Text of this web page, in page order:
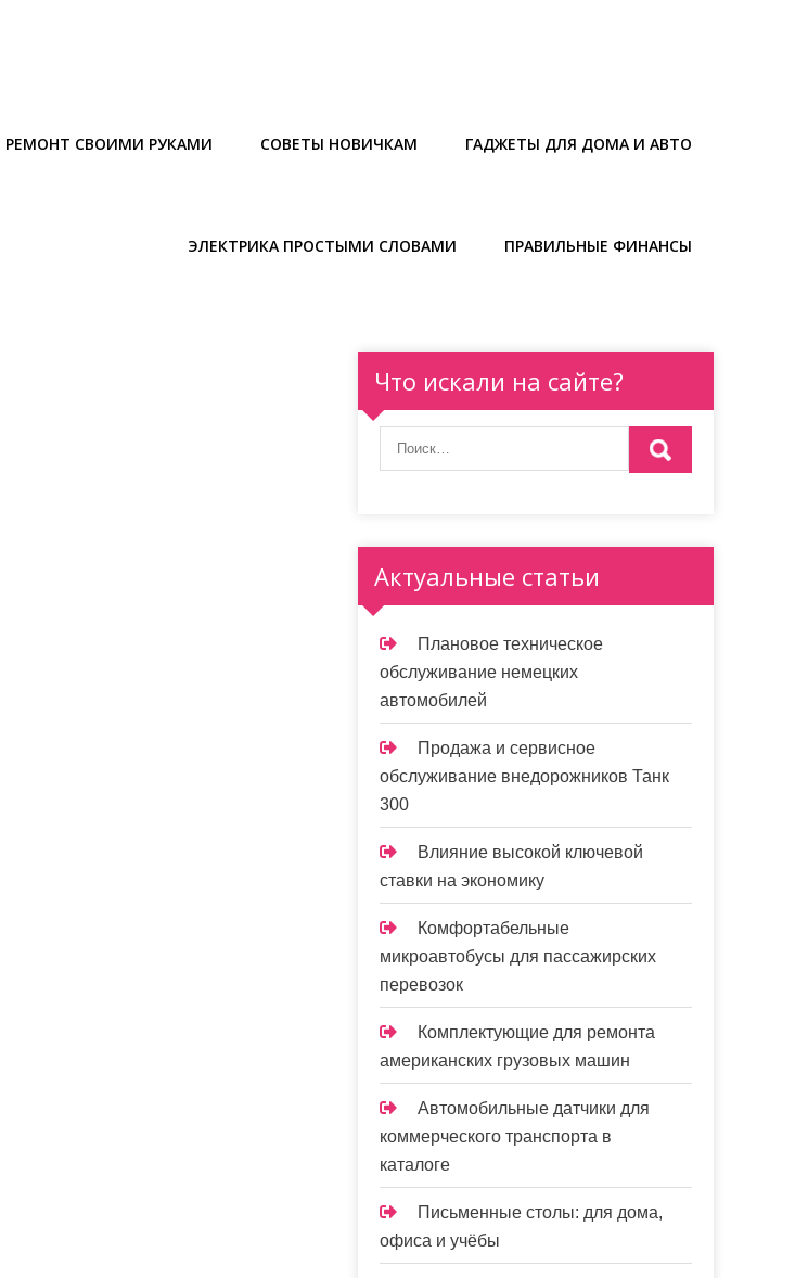
РЕМОНТ СВОИМИ РУКАМИ СОВЕТЫ НОВИЧКАМ ГАДЖЕТЫ ДЛЯ ДОМА И АВТО
ЭЛЕКТРИКА ПРОСТЫМИ СЛОВАМИ ПРАВИЛЬНЫЕ ФИНАНСЫ
Что искали на сайте?
Актуальные статьи
Плановое техническое
обслуживание немецких
автомобилей
Продажа и сервисное
обслуживание внедорожников Танк
300
Влияние высокой ключевой
ставки на экономику
Комфортабельные
микроавтобусы для пассажирских
перевозок
Комплектующие для ремонта
американских грузовых машин
Автомобильные датчики для
коммерческого транспорта в
каталоге
Письменные столы: для дома,
офиса и учёбы